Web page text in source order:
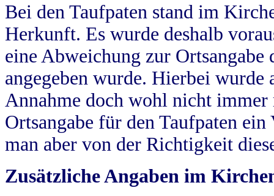
Bei den Taufpaten stand im
Herkunft. Es wurde deshalb
eine Abweichung zur
angegeben wurde. Hierbei wurde
Annahme doch wohl nicht
Ortsangabe für den Taufpaten
man aber von der Richtigkeit
Zusätzliche Angaben im